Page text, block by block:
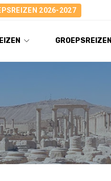
2026-2027
GROEPSREIZEN